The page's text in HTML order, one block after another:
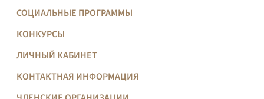
СОЦИАЛЬНЫЕ ПРОГРАММЫ
КОНКУРСЫ
ЛИЧНЫЙ КАБИНЕТ
КОНТАКТНАЯ ИНФОРМАЦИЯ